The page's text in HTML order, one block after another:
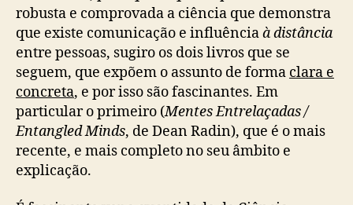
robusta e comprovada a ciência que demonstra
que existe comunicação e influênciaà distância
entre pessoas, sugiro os dois livros que se
seguem, que expõem o assunto de forma clara e
concreta, e por isso são fascinantes. Em
particular o primeiro (Mentes Entrelaçadas /
Entangled Minds, de Dean Radin), que é o mais
recente, e mais completo no seu âmbito e
explicação.